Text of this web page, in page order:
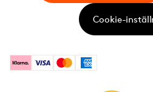
KlarnaVisa MastercardAmerican Express
Cookie-